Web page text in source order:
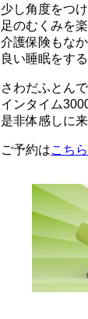
少し角度をつ
足のむくみを
介護保険もな
良い睡眠をす
さわだふとん
インタイム
是非体感しに
ご予約はこちら